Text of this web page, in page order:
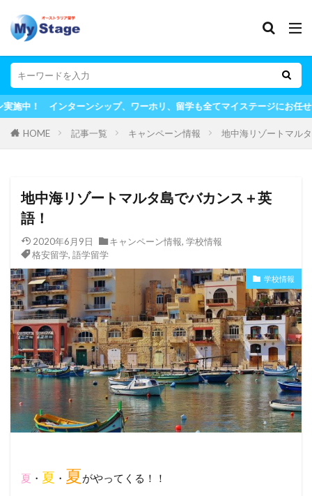
シップ、ワーホリ、留学も全てマイステージにお任せ！
HOME 記事一覧 キャンペーン情報 地中海リゾートマル
地中海リゾートマルタ島でバカンス＋英
語！
2020年6月9日 キャンペーン情報, 学校情報
格安留学, 語学留学
学校情報
夏 ・ 夏 ・ 夏がやってくる！！